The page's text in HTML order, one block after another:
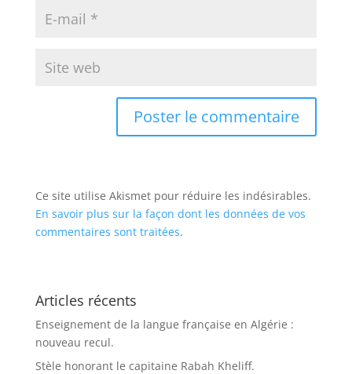
Ce site utilise Akismet pour réduire les indésirables.
En savoir plus sur la façon dont les données de vos
commentaires sont traitées.
Articles récents
Enseignement de la langue française en Algérie :
nouveau recul.
Stèle honorant le capitaine Rabah Kheliff.